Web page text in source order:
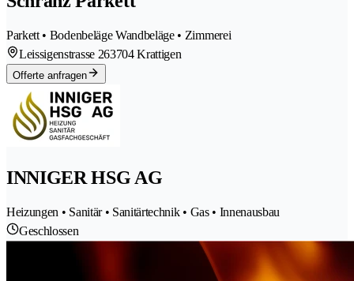
Parkett • Bodenbeläge Wandbeläge • Zimmerei
Leissigenstrasse 263704 Krattigen
Offerte anfragen
INNIGER HSG AG
Heizungen • Sanitär • Sanitärtechnik • Gas • Innenausbau
Geschlossen